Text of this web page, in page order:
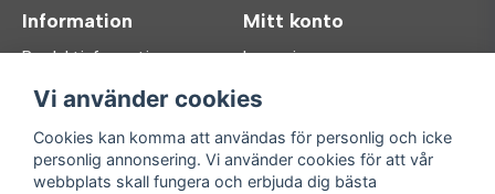
Information
Produktinformation
FAQ
Mitt konto
Logga in
Glömt lösenord?
Följ oss Handla enkelt
Vi använder cookies
Cookies kan komma att användas för personlig och icke
personlig annonsering. Vi använder cookies för att vår
webbplats skall fungera och erbjuda dig bästa